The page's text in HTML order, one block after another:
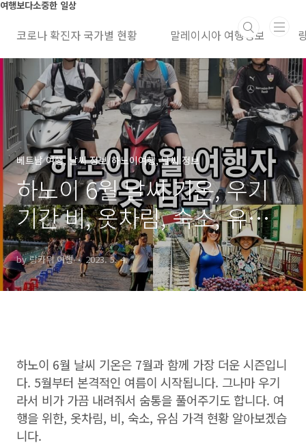
본문 바로가기
여행보다소중한 일상
코로나 확진자 국가별 현황 말레이시아 여행정보
베트남 여행, 날씨 정보/하노이여행, 날씨 정보
하노이 6월 날씨 기온, 우기
기간 비, 옷차림, 숙소, 유심
가격
by 랑카위 여행 2023. 5. 4.
하노이 6월 날씨 기온은 7월과 함께 가장 더운 시즌입니
다. 5월부터 본격적인 여름이 시작됩니다. 그나마 우기
라서 비가 가끔 내려줘서 숨통을 풀어주기도 합니다. 여
행을 위한, 옷차림, 비, 숙소, 유심 가격 현황 알아보겠습
니다.